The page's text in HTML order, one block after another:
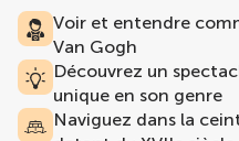
Voir et entendre
Van Gogh
Découvrez un
unique en son genre
Naviguez dans la